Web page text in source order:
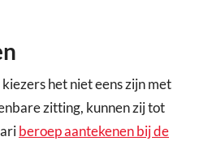
het niet eens zijn met
zitting, kunnen zij tot
beroep aantekenen bij de